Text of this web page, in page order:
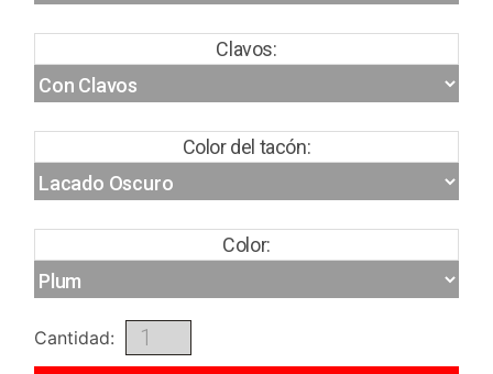
Clavos:
Color del tacón:
Color:
Cantidad: